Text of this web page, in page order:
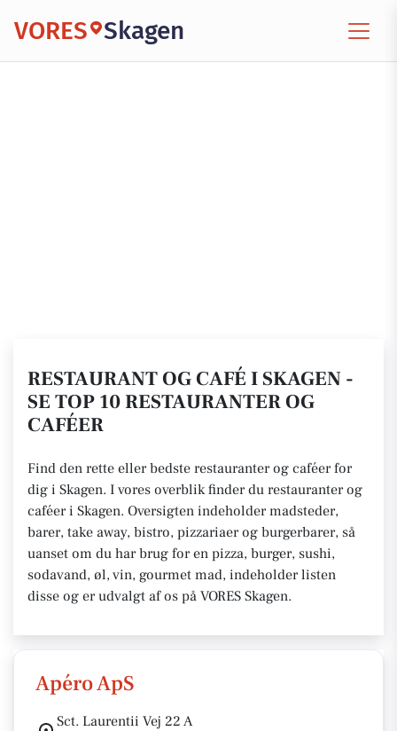
VORES Skagen
RESTAURANT OG CAFÉ I SKAGEN -
SE TOP 10 RESTAURANTER OG
CAFÉER
Find den rette eller bedste restauranter og caféer for
dig i Skagen. I vores overblik finder du restauranter og
caféer i Skagen. Oversigten indeholder madsteder,
barer, take away, bistro, pizzariaer og burgerbarer, så
uanset om du har brug for en pizza, burger, sushi,
sodavand, øl, vin, gourmet mad, indeholder listen
disse og er udvalgt af os på VORES Skagen.
Apéro ApS
Sct. Laurentii Vej 22 A